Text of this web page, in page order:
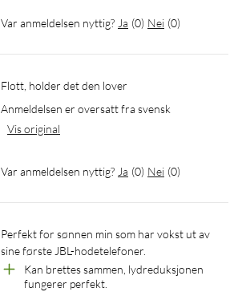
Var anmeldelsen nyttig? Ja (0) Nei (0)
Flott, holder det den lover
Anmeldelsen er oversatt fra svensk
Vis original
Var anmeldelsen nyttig? Ja (0) Nei (0)
Perfekt for sønnen min som har vokst ut av
sine første JBL-hodetelefoner.
Kan brettes sammen, lydreduksjonen
fungerer perfekt.